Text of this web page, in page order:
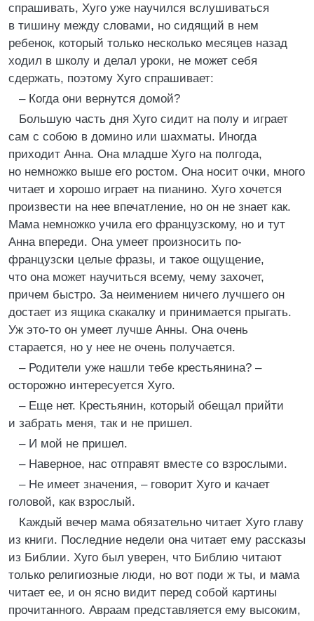
спрашивать, Хуго уже научился вслушиваться
в тишину между словами, но сидящий в нем
ребенок, который только несколько месяцев назад
ходил в школу и делал уроки, не может себя
сдержать, поэтому Хуго спрашивает:
– Когда они вернутся домой?
Большую часть дня Хуго сидит на полу и играет
сам с собою в домино или шахматы. Иногда
приходит Анна. Она младше Хуго на полгода,
но немножко выше его ростом. Она носит очки, много
читает и хорошо играет на пианино. Хуго хочется
произвести на нее впечатление, но он не знает как.
Мама немножко учила его французскому, но и тут
Анна впереди. Она умеет произносить по-
французски целые фразы, и такое ощущение,
что она может научиться всему, чему захочет,
причем быстро. За неимением ничего лучшего он
достает из ящика скакалку и принимается прыгать.
Уж это-то он умеет лучше Анны. Она очень
старается, но у нее не очень получается.
– Родители уже нашли тебе крестьянина? –
осторожно интересуется Хуго.
– Еще нет. Крестьянин, который обещал прийти
и забрать меня, так и не пришел.
– И мой не пришел.
– Наверное, нас отправят вместе со взрослыми.
– Не имеет значения, – говорит Хуго и качает
головой, как взрослый.
Каждый вечер мама обязательно читает Хуго главу
из книги. Последние недели она читает ему рассказы
из Библии. Хуго был уверен, что Библию читают
только религиозные люди, но вот поди ж ты, и мама
читает ее, и он ясно видит перед собой картины
прочитанного. Авраам представляется ему высоким,